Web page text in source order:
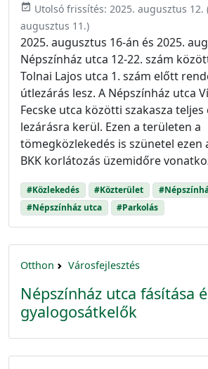
event_available Utolsó frissítés: 2025. augusztus 12.
augusztus 11.)
2025. augusztus 16-án és 2025.
Népszínház utca 12-22. szám
Tolnai Lajos utca 1. szám előtt
útlezárás lesz. A Népszínház utca
Fecske utca közötti szakasza teljes
lezárásra kerül. Ezen a területen a
tömegközlekedés is szünetel ezen
BKK korlátozás üzemidőre
#Közlekedés #Közterület
#Népszínház utca
#Parkolás
Otthon Városfejlesztés
Népszínház utca fásítása
gyalogosátkelők